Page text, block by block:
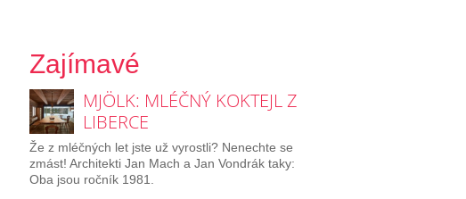
Zajímavé
MJÖLK: MLÉČNÝ KOKTEJL Z
LIBERCE
Že z mléčných let jste už vyrostli? Nenechte se
zmást! Architekti Jan Mach a Jan Vondrák taky:
Oba jsou ročník 1981.